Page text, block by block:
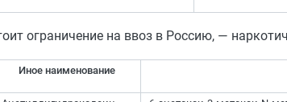
ограничение на ввоз в Россию, —
Иное наименование